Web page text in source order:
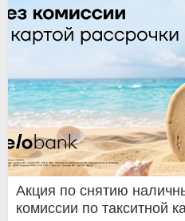
Акция по снятию
комиссии по такситной